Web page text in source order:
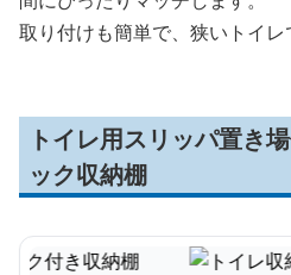
取り付けも簡単で、狭いトイレ
トイレ用スリッパ置き
ック収納棚